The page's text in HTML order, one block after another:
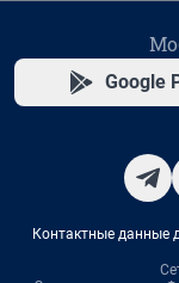
Google
Контактные данные